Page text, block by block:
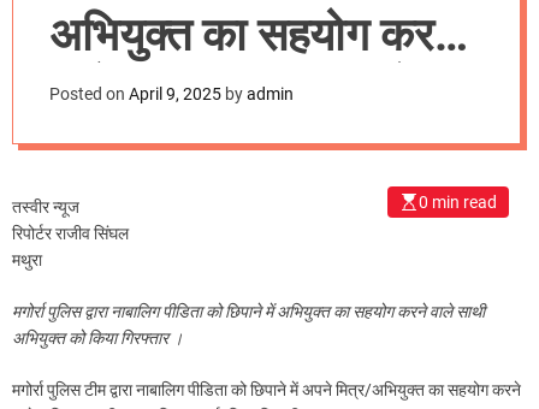
m
अभियुक्त का सहयोग करने
वाले साथी अभियुक्त को
किया गिरफ्तार
Posted on April 9, 2025 byadmin
0 min read
तस्वीर न्यूज
रिपोर्टर राजीव सिंघल
मथुरा
मगोर्रा पुलिस द्वारा नाबालिग पीडिता को छिपाने में अभियुक्त का सहयोग करने वाले साथी
अभियुक्त को किया गिरफ्तार ।
मगोर्रा पुलिस टीम द्वारा नाबालिग पीडिता को छिपाने में अपने मित्र/अभियुक्त का सहयोग करने